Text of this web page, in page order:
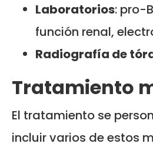
Laboratorios: pro-
función renal,
Radiografía de
Tratamiento
El tratamiento se
incluir varios de estos